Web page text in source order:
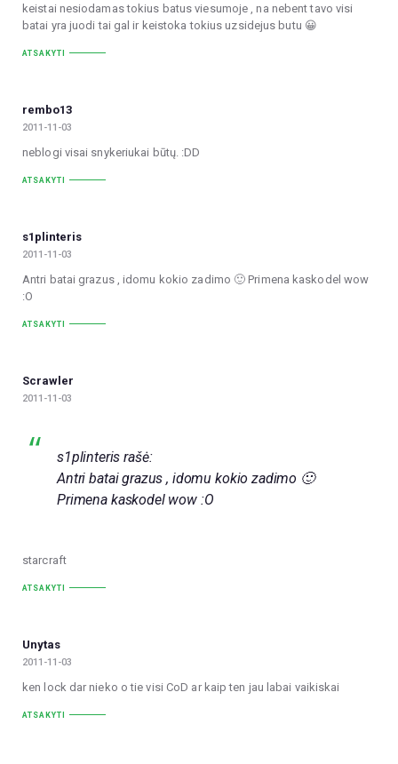
keistai nesiodamas tokius batus viesumoje , na nebent tavo visi
batai yra juodi tai gal ir keistoka tokius uzsidejus butu 😀
ATSAKYTI
rembo13
2011-11-03
neblogi visai snykeriukai būtų. :DD
ATSAKYTI
s1plinteris
2011-11-03
Antri batai grazus , idomu kokio zadimo 🙂 Primena kaskodel wow
:O
ATSAKYTI
Scrawler
2011-11-03
s1plinteris rašė:
Antri batai grazus , idomu kokio zadimo 🙂
Primena kaskodel wow :O
starcraft
ATSAKYTI
Unytas
2011-11-03
ken lock dar nieko o tie visi CoD ar kaip ten jau labai vaikiskai
ATSAKYTI